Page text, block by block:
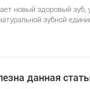
новый здоровый зуб,
зубной
данная